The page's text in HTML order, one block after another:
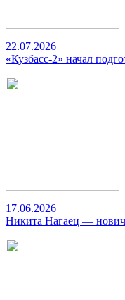
22.07.2026
«Кузбасс-2» начал
17.06.2026
Никита Нагаец —